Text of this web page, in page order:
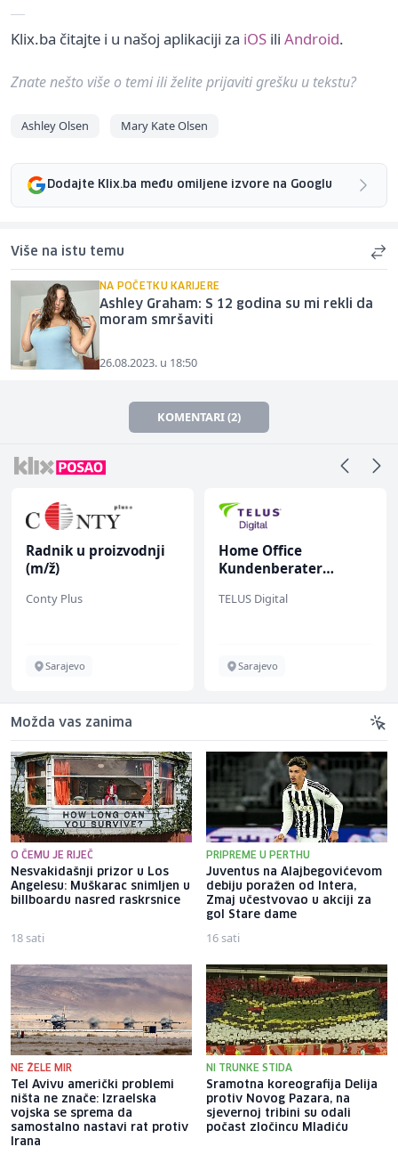
Klix.ba čitajte i u našoj aplikaciji za iOS ili Android.
Znate nešto više o temi ili želite prijaviti grešku u tekstu?
Ashley Olsen Mary Kate Olsen
Dodajte Klix.ba među omiljene izvore na Googlu
Više na istu temu
NA POČETKU KARIJERE
Ashley Graham: S 12 godina su mi rekli da
moram smršaviti
26.08.2023. u 18:50
KOMENTARI (2)
Radnik u proizvodnji
(m/ž)
Conty Plus
Sarajevo
Home Office
Kundenberater
TELUS Digital
Sarajevo
Možda vas zanima
O ČEMU JE RIJEČ
Nesvakidašnji prizor u Los
Angelesu: Muškarac snimljen u
billboardu nasred raskrsnice
18 sati
PRIPREME U PERTHU
Juventus na Alajbegovićevom
debiju poražen od Intera,
Zmaj učestvovao u akciji za
gol Stare dame
16 sati
NE ŽELE MIR
Tel Avivu američki problemi
ništa ne znače: Izraelska
vojska se sprema da
samostalno nastavi rat protiv
Irana
NI TRUNKE STIDA
Sramotna koreografija Delija
protiv Novog Pazara, na
sjevernoj tribini su odali
počast zločincu Mladiću